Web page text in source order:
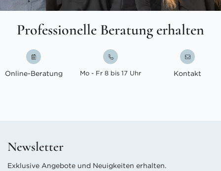
Professionelle Beratung erhalten
Online-Beratung Mo - Fr 8 bis 17 Uhr Kontakt
Newsletter
Exklusive Angebote und Neuigkeiten erhalten.